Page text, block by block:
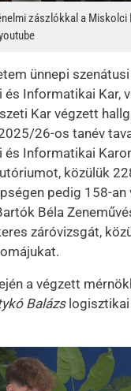
zászlókkal a Miskolci
ünnepi szenátusi
és Informatikai Kar,
Kar végzett
26-os tanév
és Informatikai
közülük
pedig 158-an
Béla
záróvizsgát,
a végzett
Balázslogisztikai